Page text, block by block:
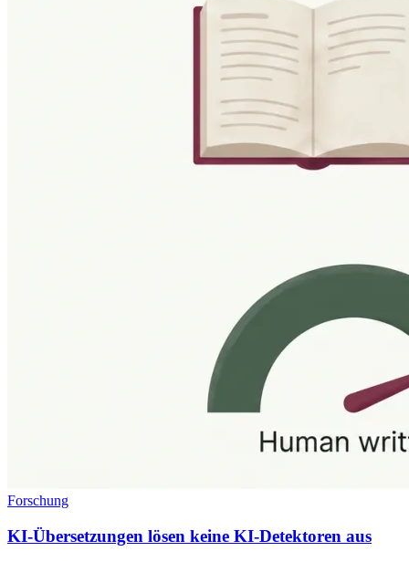
Forschung
KI-Übersetzungen lösen keine KI-Detektoren aus